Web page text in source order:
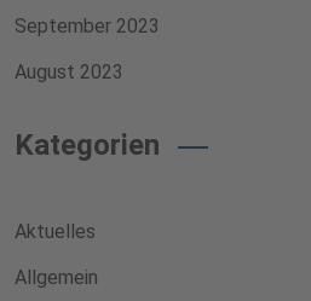
September 2023
August 2023
Kategorien
Aktuelles
Allgemein